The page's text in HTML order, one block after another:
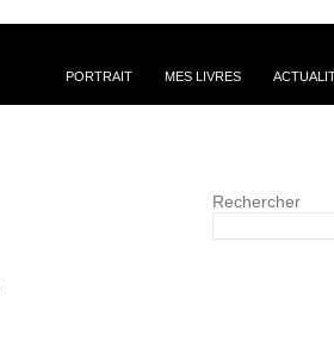
PORTRAIT MES LIVRES
Rechercher